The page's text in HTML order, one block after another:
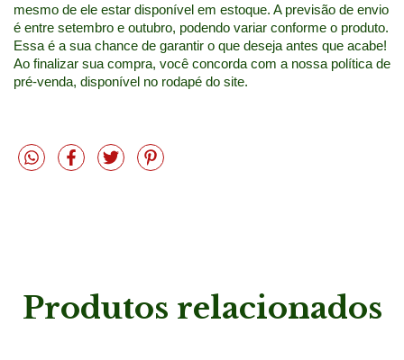
mesmo de ele estar disponível em estoque. A previsão de envio
é entre setembro e outubro, podendo variar conforme o produto.
Essa é a sua chance de garantir o que deseja antes que acabe!
Ao finalizar sua compra, você concorda com a nossa política de
pré-venda, disponível no rodapé do site.
Produtos relacionados